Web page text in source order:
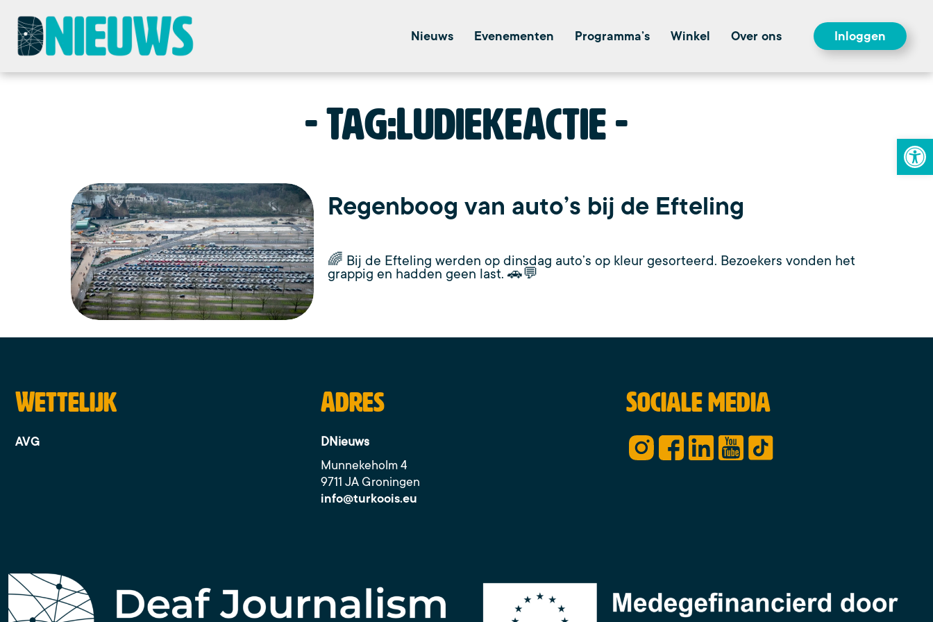
Nieuws Evenementen Programma’s Winkel Over ons Inloggen
Tag:LudiekeActie
Regenboog van auto’s bij de Efteling
🌈 Bij de Efteling werden op dinsdag auto’s op kleur gesorteerd. Bezoekers vonden het
grappig en hadden geen last. 🚗💬
Wettelijk
AVG
Adres
DNieuws
Munnekeholm 4
9711 JA Groningen
info@turkoois.eu
Sociale media